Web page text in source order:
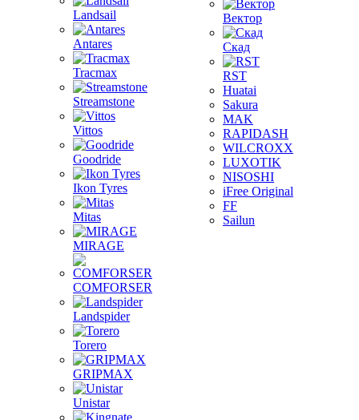
Landsail
Antares
Tracmax
Streamstone
Vittos
Goodride
Ikon Tyres
Mitas
MIRAGE
COMFORSER
Landspider
Torero
GRIPMAX
Unistar
Вектор
Скад
RST
Huatai
Sakura
MAK
RAPIDASH
WILCROXX
LUXOTIK
NISOSHI
iFree Original
FF
Sailun